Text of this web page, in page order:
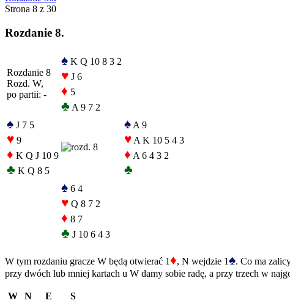
Strona 8 z 30
Rozdanie 8.
Rozdanie 8
Rozd. W,
po partii: -
♠ K Q 10 8 3 2
♥ J 6
♦ 5
♣ A 9 7 2
♠ J 7 5
♥ 9
♦ K Q J 10 9
♣ K Q 8 5
♠ A 9
♥ A K 10 5 4 3
♦ A 6 4 3 2
♣
♠ 6 4
♥ Q 8 7 2
♦ 8 7
♣ J 10 6 4 3
W tym rozdaniu gracze W będą otwierać 1♦, N wejdzie 1♠. Co ma
przy dwóch lub mniej kartach u W damy sobie radę, a przy trzech w
W N E
S